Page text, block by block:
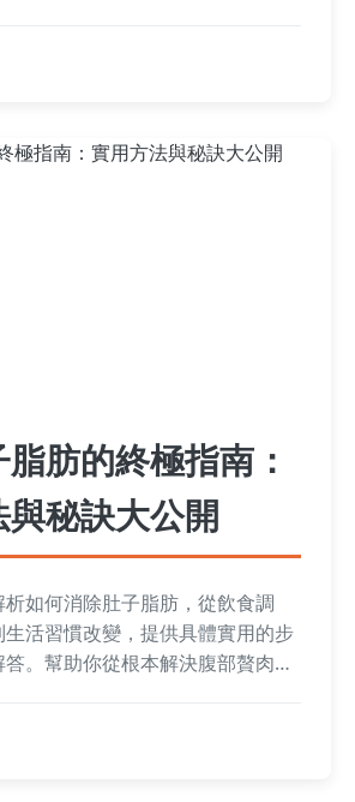
肪的終極指南：
秘訣大公開
如何消除肚子脂肪，從飲食調
活習慣改變，提供具體實用的步
。幫助你從根本解決腹部贅肉問